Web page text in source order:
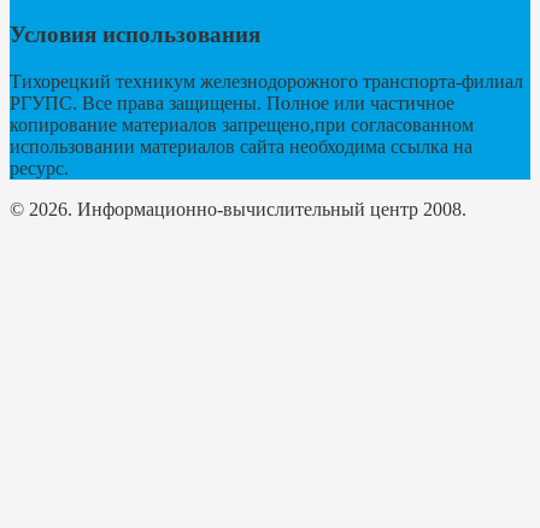
Условия использования
Тихорецкий техникум железнодорожного транспорта-филиал
РГУПС. Все права защищены. Полное или частичное
копирование материалов запрещено,при согласованном
использовании материалов сайта необходима ссылка на
ресурс.
© 2026. Информационно-вычислительный центр 2008.